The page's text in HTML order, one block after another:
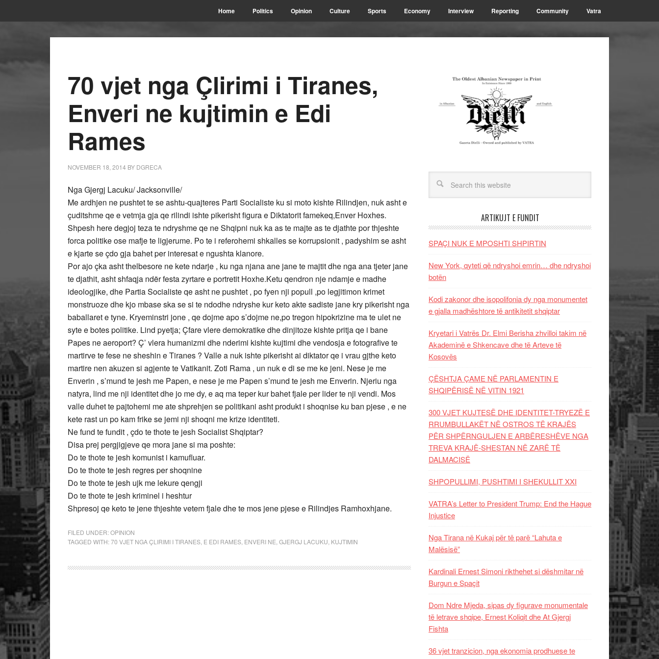
Home Politics Opinion Culture Sports Economy Interview Reporting Community Vatra
70 vjet nga Çlirimi i Tiranes,
Enveri ne kujtimin e Edi
Rames
NOVEMBER 18, 2014 BY DGRECA
Nga Gjergj Lacuku/ Jacksonville/
Me ardhjen ne pushtet te se ashtu-quajteres Parti Socialiste ku si moto kishte Rilindjen, nuk asht e
çuditshme qe e vetmja gja qe rilindi ishte pikerisht figura e Diktatorit famekeq,Enver Hoxhes.
Shpesh here degjoj teza te ndryshme qe ne Shqipni nuk ka as te majte as te djathte por thjeshte
forca politike ose mafje te ligjerume. Po te i referohemi shkalles se korrupsionit , padyshim se asht
e kjarte se çdo gja bahet per interesat e ngushta klanore.
Por ajo çka asht thelbesore ne kete ndarje , ku nga njana ane jane te majtit dhe nga ana tjeter jane
te djathit, asht shfaqja ndër festa zyrtare e portretit Hoxhe.Ketu qendron nje ndamje e madhe
ideologjike, dhe Partia Socialiste qe asht ne pushtet , po fyen nji popull ,po legjitimon krimet
monstruoze dhe kjo mbase ska se si te ndodhe ndryshe kur keto akte sadiste jane kry pikerisht nga
baballaret e tyne. Kryeminstri jone , qe dojme apo s’dojme ne,po tregon hipokrizine ma te ulet ne
syte e botes politike. Lind pyetja; Çfare vlere demokratike dhe dinjitoze kishte pritja qe i bane
Papes ne aeroport? Ç’ vlera humanizmi dhe nderimi kishte kujtimi dhe vendosja e fotografive te
martirve te fese ne sheshin e Tiranes ? Valle a nuk ishte pikerisht ai diktator qe i vrau gjthe keto
martire nen akuzen si agjente te Vatikanit. Zoti Rama , un nuk e di se me ke jeni. Nese je me
Enverin , s’mund te jesh me Papen, e nese je me Papen s’mund te jesh me Enverin. Njeriu nga
natyra, lind me nji identitet dhe jo me dy, e aq ma teper kur bahet fjale per lider te nji vendi. Mos
valle duhet te pajtohemi me ate shprehjen se politikani asht produkt i shoqnise ku ban pjese , e ne
kete rast un po kam frike se jemi nji shoqni me krize identiteti.
Ne fund te fundit , çdo te thote te jesh Socialist Shqiptar?
Disa prej pergjigjeve qe mora jane si ma poshte:
Do te thote te jesh komunist i kamufluar.
Do te thote te jesh regres per shoqnine
Do te thote te jesh ujk me lekure qengji
Do te thote te jesh kriminel i heshtur
Shpresoj qe keto te jene thjeshte vetem fjale dhe te mos jene pjese e Rilindjes Ramhoxhjane.
FILED UNDER:OPINION
TAGGED WITH:70 VJET NGA ÇLIRIMI I TIRANES E EDI RAMES ENVERI NE GJERGJ LACUKU KUJTIMIN
ARTIKUJT E FUNDIT
SPAÇI NUK E MPOSHTI SHPIRTIN
New York, qyteti që ndryshoi emrin… dhe ndryshoi
botën
Kodi zakonor dhe isopolifonia dy nga monumentet
e gjalla madhështore të antikitetit shqiptar
Kryetari i Vatrës Dr. Elmi Berisha zhvilloi takim në
Akademinë e Shkencave dhe të Arteve të
Kosovës
ÇËSHTJA ÇAME NË PARLAMENTIN E
SHQIPËRISË NË VITIN 1921
300 VJET KUJTESË DHE IDENTITET-TRYEZË E
RRUMBULLAKËT NË OSTROS TË KRAJËS
PËR SHPËRNGULJEN E ARBËRESHËVE NGA
TREVA KRAJË-SHESTAN NË ZARË TË
DALMACISË
SHPOPULLIMI, PUSHTIMI I SHEKULLIT XXI
VATRA’s Letter to President Trump: End the Hague
Injustice
Nga Tirana në Kukaj për të parë “Lahuta e
Malësisë”
Kardinali Ernest Simoni rikthehet si dëshmitar në
Burgun e Spaçit
Dom Ndre Mjeda, sipas dy figurave monumentale
të letrave shqipe, Ernest Koliqit dhe At Gjergj
Fishta
36 vjet tranzicion, nga ekonomia prodhuese te